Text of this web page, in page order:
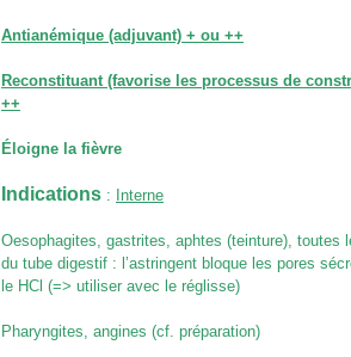
Antianémique (adjuvant) + ou ++
Reconstituant (favorise les processus de
++
Éloigne la fièvre
Indications : Interne
Oesophagites, gastrites, aphtes (teinture), toutes
du tube digestif : l’astringent bloque les pores
le HCl (=> utiliser avec le réglisse)
Pharyngites, angines (cf. préparation)